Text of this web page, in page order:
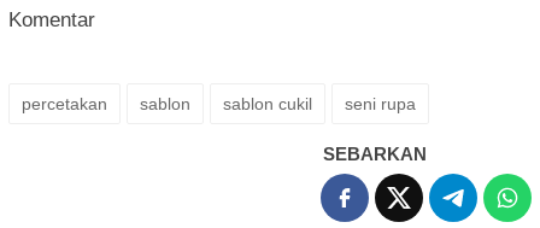
Komentar
percetakan sablon sablon cukil seni rupa
SEBARKAN